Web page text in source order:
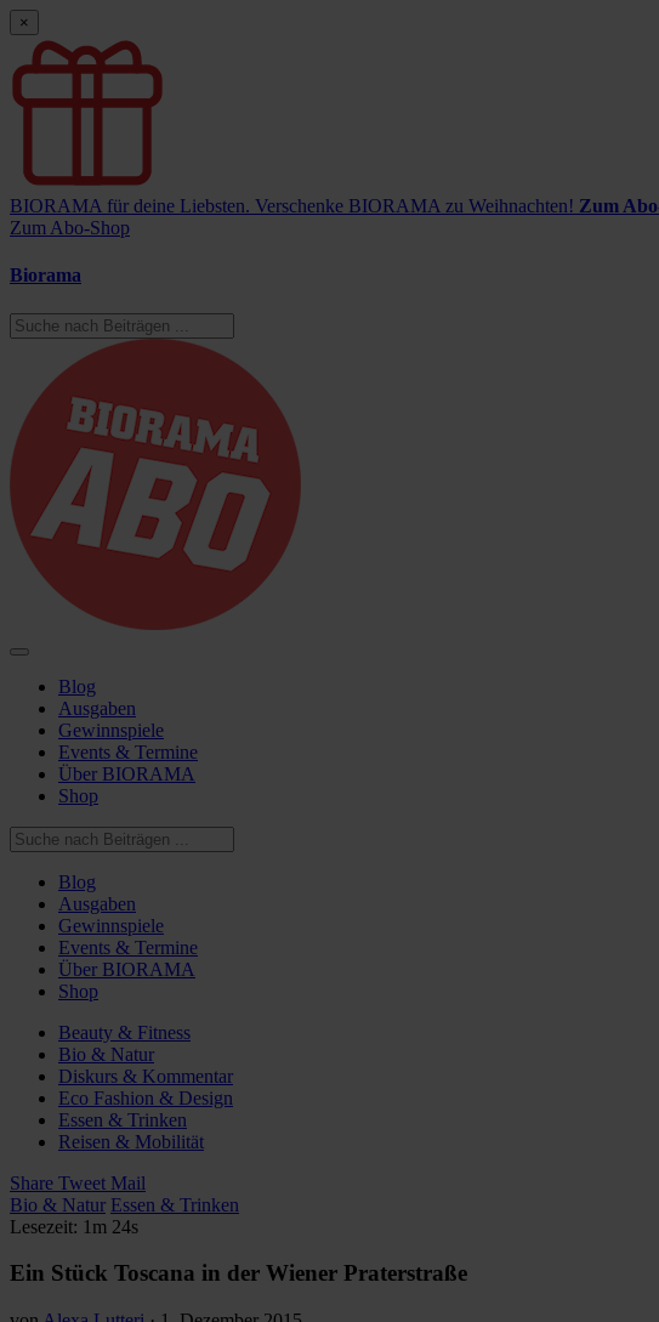
×
BIORAMA für deine Liebsten. Verschenke BIORAMA zu Weihnachten! Zum
Zum Abo-Shop
Biorama
Blog
Ausgaben
Gewinnspiele
Events & Termine
Über BIORAMA
Shop
Blog
Ausgaben
Gewinnspiele
Events & Termine
Über BIORAMA
Shop
Beauty & Fitness
Bio & Natur
Diskurs & Kommentar
Eco Fashion & Design
Essen & Trinken
Reisen & Mobilität
Share Tweet Mail
Bio & Natur Essen & Trinken
Lesezeit: 1m 24s
Ein Stück Toscana in der Wiener Praterstraße